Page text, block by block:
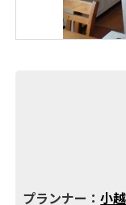
プランナー：小